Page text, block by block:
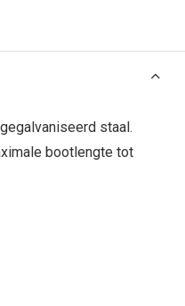
staal.
bootlengte tot